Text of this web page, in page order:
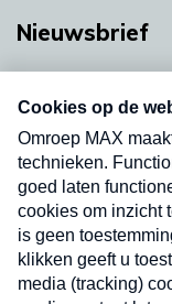
Nieuwsbrief
nieuwsbrief.
uw mailbox.